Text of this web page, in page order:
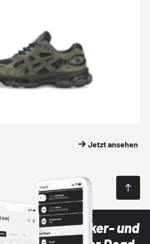
Jetzt ansehen
Sneaker- und